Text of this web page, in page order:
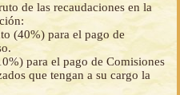
de las recaudaciones en la
(40%) para el pago de
para el pago de Comisiones
que tengan a su cargo la